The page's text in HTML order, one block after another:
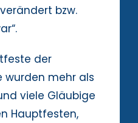
bzw.
der
wurden mehr als
viele Gläubige
Hauptfesten,